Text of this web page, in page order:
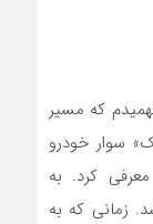
که مسیر
سوار خودرو
کرد. به
زمانی که به